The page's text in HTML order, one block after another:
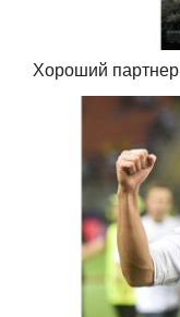
Хороший партнер